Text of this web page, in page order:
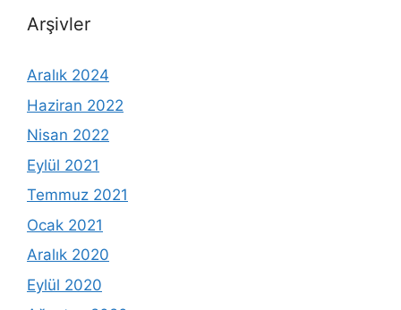
Arşivler
Aralık 2024
Haziran 2022
Nisan 2022
Eylül 2021
Temmuz 2021
Ocak 2021
Aralık 2020
Eylül 2020